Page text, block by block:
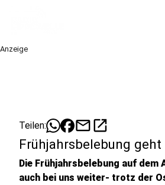
Anzeige
Teilen: mailopen_in_new
Frühjahrsbelebung
Die Frühjahrsbelebung auf
auch bei uns weiter- trotz der